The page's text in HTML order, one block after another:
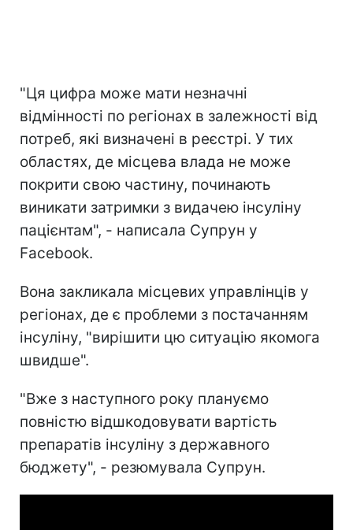
"Ця цифра може мати незначні
відмінності по регіонах в залежності від
потреб, які визначені в реєстрі. У тих
областях, де місцева влада не може
покрити свою частину, починають
виникати затримки з видачею інсуліну
пацієнтам", - написала Супрун у
Facebook.
Вона закликала місцевих управлінців у
регіонах, де є проблеми з постачанням
інсуліну, "вирішити цю ситуацію якомога
швидше".
"Вже з наступного року плануємо
повністю відшкодовувати вартість
препаратів інсуліну з державного
бюджету", - резюмувала Супрун.